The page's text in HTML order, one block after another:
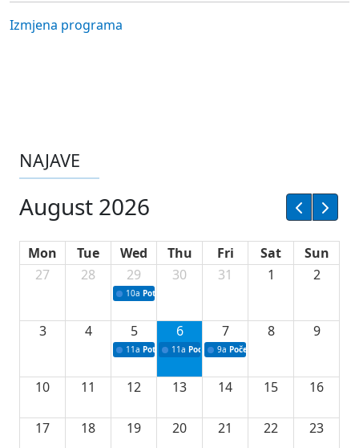
Izmjena programa
NAJAVE
August 2026
Mon Tue Wed Thu Fri Sat
Sun
27
28 29
10a Potpisivanje ugovora sa neprofitnim
30 31 1 2
3 4 5
11a Potpisivanje ugovora o stipendijama za
6
11a Podrška razvoju vodne infrastrukture u
7
9a Početak izgradnje nove
8 9
10 11 12 13 14 15 16
17 18 19 20 21 22 23